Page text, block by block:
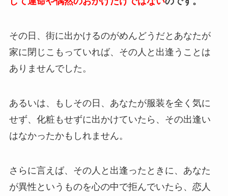
その日、街に出かけるのがめんどうだとあなたが
家に閉じこもっていれば、その人と出逢うことは
ありませんでした。
あるいは、もしその日、あなたが服装を全く気に
せず、化粧もせずに出かけていたら、その出逢い
はなかったかもしれません。
さらに言えば、その人と出逢ったときに、あなた
が異性というものを心の中で拒んでいたら、恋人